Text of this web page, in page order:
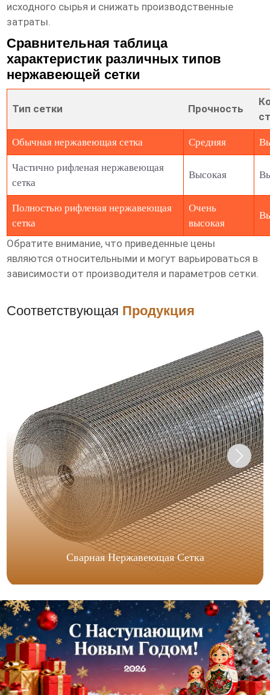
исходного сырья и снижать производственные
затраты.
Сравнительная таблица
характеристик различных типов
нержавеющей сетки
Тип сетки Прочность
Обычная нержавеющая сетка Средняя
Частично рифленая нержавеющая
сетка
Высокая
Полностью рифленая нержавеющая
сетка
Очень
высокая
Обратите внимание, что приведенные цены
являются относительными и могут варьироваться в
зависимости от производителя и параметров сетки.
Соответствующая Продукция
Сварная Нержавеющая Сетка